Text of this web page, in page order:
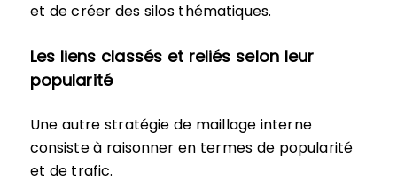
et de créer des silos thématiques.
Les liens classés et reliés selon leur
popularité
Une autre stratégie de maillage interne
consiste à raisonner en termes de popularité
et de trafic.